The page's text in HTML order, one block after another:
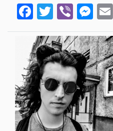
Facebook
Twitter
Viber